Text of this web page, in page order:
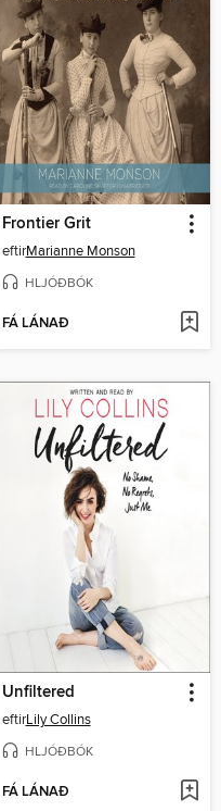
Frontier Grit
eftirMarianne Monson
HLJÓÐBÓK
FÁ LÁNAÐ
Unfiltered
eftirLily Collins
HLJÓÐBÓK
FÁ LÁNAÐ